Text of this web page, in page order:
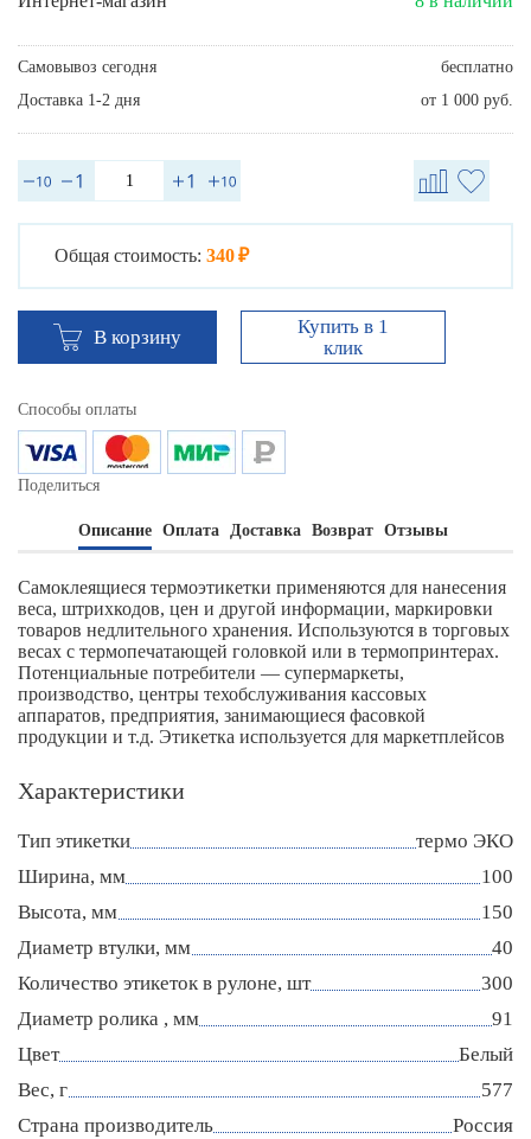
Самовывоз сегодня
бесплатно
Доставка 1-2 дня
от 1 000 руб.
Общая стоимость: 340 ₽
В корзину
Купить в 1
клик
Способы оплаты
Поделиться
Описание Оплата Доставка Возврат Отзывы
Cамоклеящиеся термоэтикетки применяются для нанесения
веса, штрихкодов, цен и другой информации, маркировки
товаров недлительного хранения. Используются в торговых
весах с термопечатающей головкой или в термопринтерах.
Потенциальные потребители — супермаркеты,
производство, центры техобслуживания кассовых
аппаратов, предприятия, занимающиеся фасовкой
продукции и т.д. Этикетка используется для маркетплейсов
Характеристики
Тип этикетки
термо ЭКО
Ширина, мм
100
Высота, мм
150
Диаметр втулки, мм
40
Количество этикеток в рулоне, шт
300
Диаметр ролика , мм
91
Цвет
Белый
Вес, г
577
Страна производитель
Россия